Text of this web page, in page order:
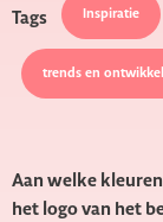
Tags Inspiratie
trends en
Aan welke
het logo van het